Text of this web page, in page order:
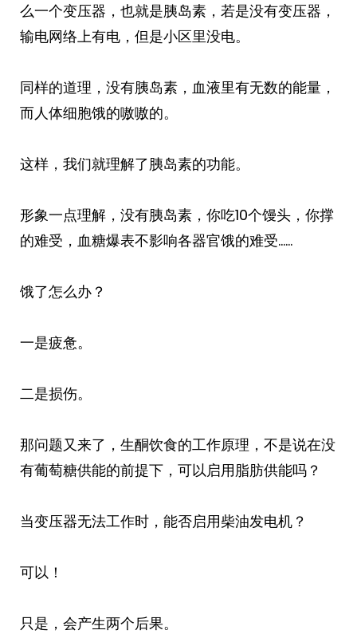
么一个变压器，也就是胰岛素，若是没有变压器，
输电网络上有电，但是小区里没电。
同样的道理，没有胰岛素，血液里有无数的能量，
而人体细胞饿的嗷嗷的。
这样，我们就理解了胰岛素的功能。
形象一点理解，没有胰岛素，你吃10个馒头，你撑
的难受，血糖爆表不影响各器官饿的难受……
饿了怎么办？
一是疲惫。
二是损伤。
那问题又来了，生酮饮食的工作原理，不是说在没
有葡萄糖供能的前提下，可以启用脂肪供能吗？
当变压器无法工作时，能否启用柴油发电机？
可以！
只是，会产生两个后果。